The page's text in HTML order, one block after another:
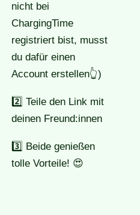
nicht bei
ChargingTime
registriert bist, musst
du dafür einen
Account erstellen👆)
2️⃣ Teile den Link mit
deinen Freund:innen
3️⃣ Beide genießen
tolle Vorteile! 😍